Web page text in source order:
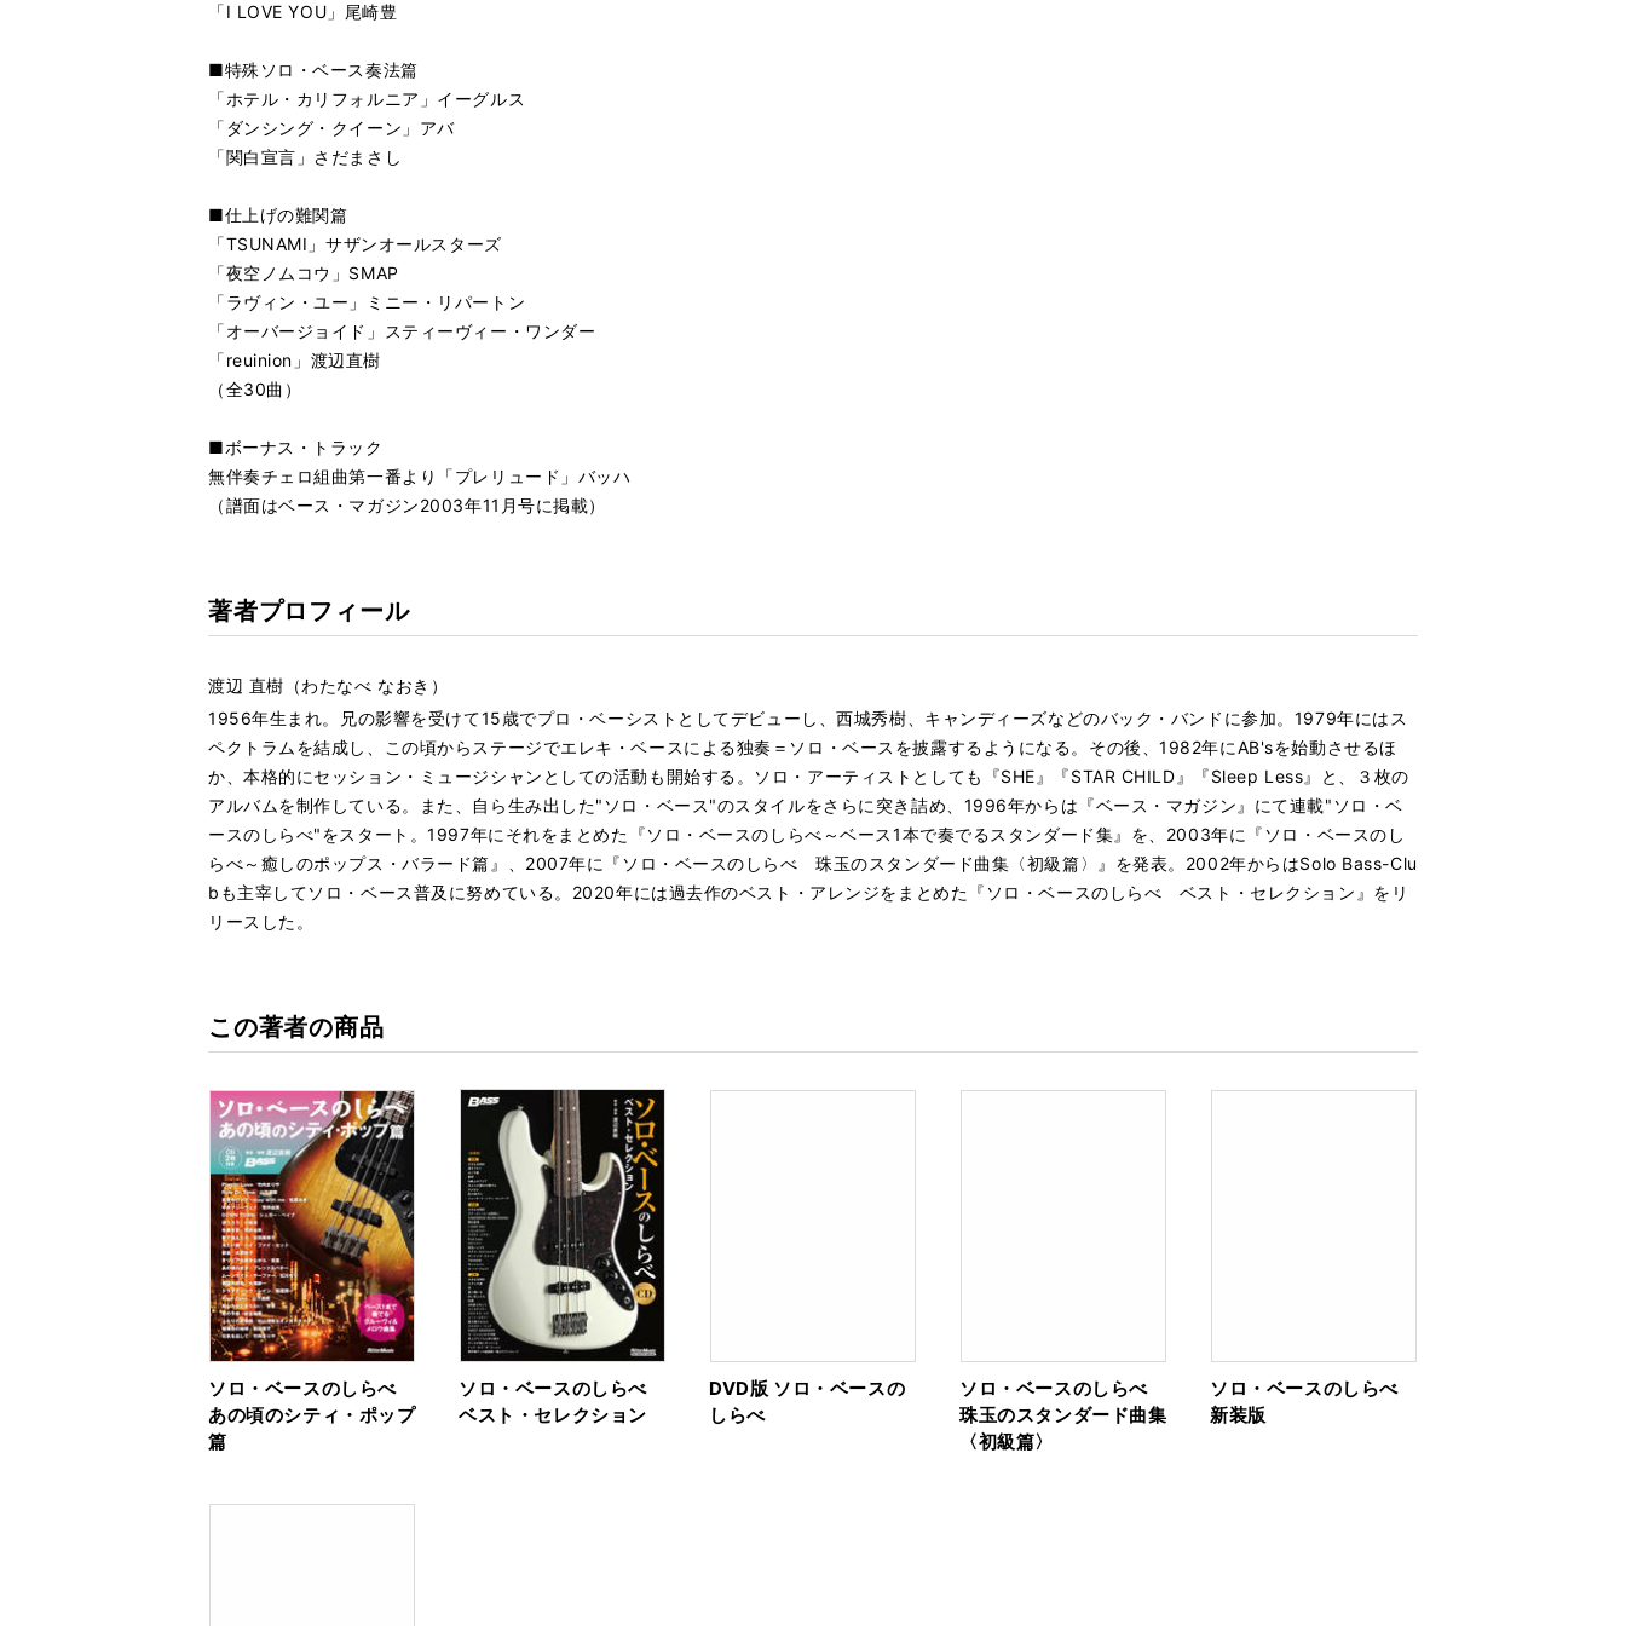
「I LOVE YOU」尾崎豊
■特殊ソロ・ベース奏法篇
「ホテル・カリフォルニア」イーグルス
「ダンシング・クイーン」アバ
「関白宣言」さだまさし
■仕上げの難関篇
「TSUNAMI」サザンオールスターズ
「夜空ノムコウ」SMAP
「ラヴィン・ユー」ミニー・リパートン
「オーバージョイド」スティーヴィー・ワンダー
「reuinion」渡辺直樹
（全30曲）
■ボーナス・トラック
無伴奏チェロ組曲第一番より「プレリュード」バッハ
（譜面はベース・マガジン2003年11月号に掲載）
著者プロフィール
渡辺 直樹（わたなべ なおき）
1956年生まれ。兄の影響を受けて15歳でプロ・ベーシストとしてデビューし、西城秀樹、キャンディーズなどのバック・バンドに参加。1979年にはス
ペクトラムを結成し、この頃からステージでエレキ・ベースによる独奏＝ソロ・ベースを披露するようになる。その後、1982年にAB'sを始動させるほ
か、本格的にセッション・ミュージシャンとしての活動も開始する。ソロ・アーティストとしても『SHE』『STAR CHILD』『Sleep Less』と、３枚の
アルバムを制作している。また、自ら生み出した"ソロ・ベース"のスタイルをさらに突き詰め、1996年からは『ベース・マガジン』にて連載"ソロ・ベ
ースのしらべ"をスタート。1997年にそれをまとめた『ソロ・ベースのしらべ～ベース1本で奏でるスタンダード集』を、2003年に『ソロ・ベースのし
らべ～癒しのポップス・バラード篇』、2007年に『ソロ・ベースのしらべ 珠玉のスタンダード曲集〈初級篇〉』を発表。2002年からはSolo Bass-Clu
bも主宰してソロ・ベース普及に努めている。2020年には過去作のベスト・アレンジをまとめた『ソロ・ベースのしらべ ベスト・セレクション』をリ
リースした。
この著者の商品
ソロ・ベースのしらべ
あの頃のシティ・ポップ
篇
ソロ・ベースのしらべ
ベスト・セレクション
DVD版 ソロ・ベースの
しらべ
ソロ・ベースのしらべ
珠玉のスタンダード曲集
〈初級篇〉
ソロ・ベースのしらべ
新装版